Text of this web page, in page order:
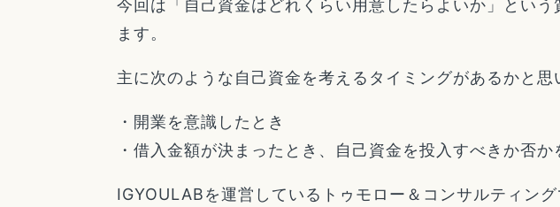
今回は「自己資金はどれくらい用意したらよいか」とい
ます。
主に次のような自己資金を考えるタイミングがあるかと思
・開業を意識したとき
・借入金額が決まったとき、自己資金を投入すべきか否
IGYOULABを運営しているトゥモロー＆コンサルティン